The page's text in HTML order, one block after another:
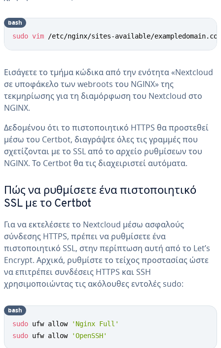
sudo vim /etc/nginx/sites-available/
bash
Εισάγετε το τμήμα κώδικα από την ενότητα «Nextcloud
σε υποφάκελο των webroots του NGINX» της
τεκμηρίωσης για τη διαμόρφωση του Nextcloud στο
NGINX.
Δεδομένου ότι το πιστοποιητικό HTTPS θα προστεθεί
μέσω του Certbot, διαγράψτε όλες τις γραμμές που
σχετίζονται με το SSL από το αρχείο ρυθμίσεων του
NGINX. Το Certbot θα τις διαχειριστεί αυτόματα.
Πώς να ρυθμίσετε ένα πιστοποιητικό
SSL με το Certbot
Για να εκτελέσετε το Nextcloud μέσω ασφαλούς
σύνδεσης HTTPS, πρέπει να ρυθμίσετε ένα
πιστοποιητικό SSL, στην περίπτωση αυτή από το Let’s
Encrypt. Αρχικά, ρυθμίστε το τείχος προστασίας ώστε
να επιτρέπει συνδέσεις HTTPS και SSH
χρησιμοποιώντας τις ακόλουθες εντολές sudo:
sudo ufw allow
'Nginx Full'
sudo ufw allow 'OpenSSH'
bash